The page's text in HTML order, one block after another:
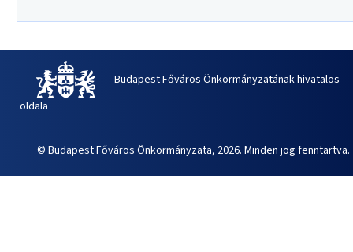
Budapest Főváros Önkormányzatának hivatalos
oldala
© Budapest Főváros Önkormányzata, 2026. Minden jog fenntartva.